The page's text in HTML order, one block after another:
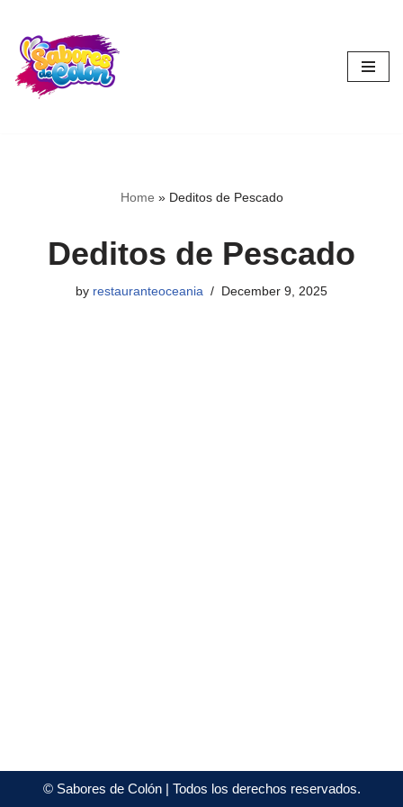
Skip
to
content
Home » Deditos de Pescado
Deditos de Pescado
by restauranteoceania December 9, 2025
©Sabores de Colón| Todos los derechos reservados.